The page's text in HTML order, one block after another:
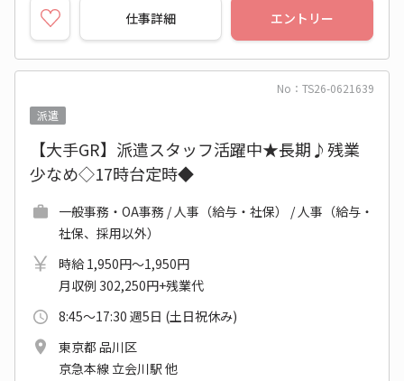
仕事詳細 エントリー
No：TS26-0621639
派遣
【大手GR】派遣スタッフ活躍中★長期♪残業
少なめ◇17時台定時◆
一般事務・OA事務 / 人事（給与・社保） / 人事（給与・
社保、採用以外）
時給 1,950円～1,950円
月収例 302,250円+残業代
8:45～17:30 週5日 (土日祝休み)
東京都 品川区
京急本線 立会川駅 他